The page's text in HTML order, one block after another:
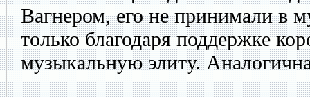
Вагнером, его не принимали в
только благодаря поддержке
музыкальную элиту.